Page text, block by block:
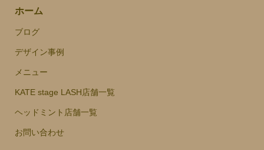
ホーム
ブログ
デザイン事例
メニュー
KATE stage LASH店舗一覧
ヘッドミント店舗一覧
お問い合わせ